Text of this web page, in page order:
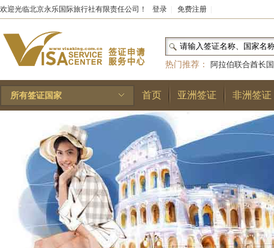
欢迎光临北京永乐国际旅行社有限责任公司！ 登录 免费注册
热门推荐：
阿拉伯联合酋长国
和国|布基纳法索|巴勒斯坦
林王国|安道尔公国|
所有签证国家 首页 亚洲签证 非洲签证